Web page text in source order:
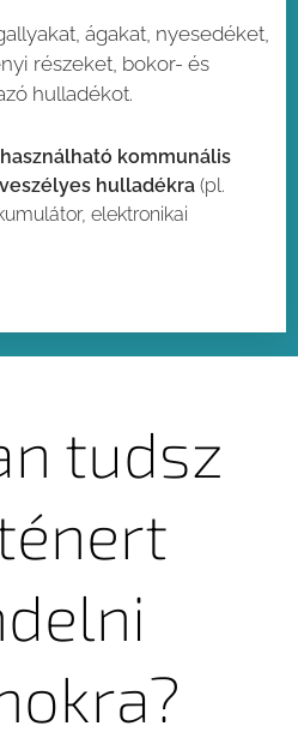
ágakat, nyesedéket,
részeket, bokor- és
hulladékot.
kommunális
hulladékra (pl.
elektronikai
tudsz